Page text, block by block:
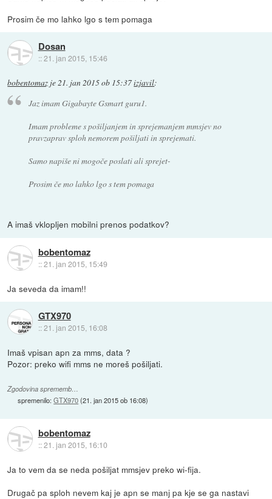
Prosim če mo lahko lgo s tem pomaga
Dosan
::21. jan 2015, 15:46
bobentomaz je21. jan 2015 ob 15:37izjavil:
Jaz imam Gigabayte Gsmart guru1.
Imam probleme s pošiljanjem in sprejemanjem mmsjev no
pravzaprav sploh nemorem pošiljati in sprejemati.
Samo napiše ni mogoče poslati ali sprejet-
Prosim če mo lahko lgo s tem pomaga
A imaš vklopljen mobilni prenos podatkov?
bobentomaz
::21. jan 2015, 15:49
Ja seveda da imam!!
GTX970
::21. jan 2015, 16:08
Imaš vpisan apn za mms, data ?
Pozor: preko wifi mms ne moreš pošiljati.
Zgodovina sprememb…
spremenilo:GTX970(21. jan 2015 ob 16:08)
bobentomaz
::21. jan 2015, 16:10
Ja to vem da se neda pošiljat mmsjev preko wi-fija.
Drugač pa sploh nevem kaj je apn se manj pa kje se ga nastavi